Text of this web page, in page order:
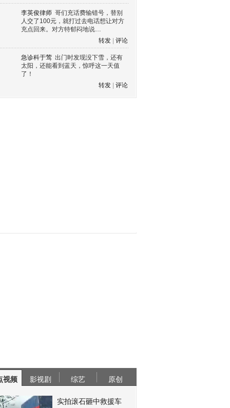
李英俊律师 哥们充话费输错号，替别
人交了100元，就打过去电话想让对方
充点回来。对方特郁闷地说…
转发
评论
急诊科于莺 出门时发现没下雪，还有
太阳，还能看到蓝天，惊呼这一天值
了！
转发
评论
视频 影视剧 综艺 原创
实拍滚石砸中救援车